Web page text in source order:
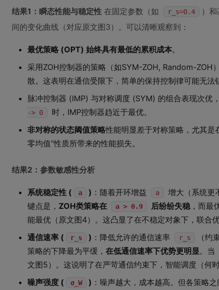
结果1：瞬态性能与稳定性 在固定参数（如 r_s=0.4
）
间的变化曲线（对应原文图3）。可以清晰观察到：
最优策略 (OPT) 始终具有最低的累积成本。
采用ZOH控制器的策略（如SYM-ZOH, Random-ZOH
散。这表明在通信受限下，简单的保持控制律可能无法
脉冲控制器 (IMP) 与对称调度 (SYM) 的组合表现次优
-> 0
时，IMP控制器趋近于最优。
非对称的状态阈值策略性能明显差于对称策略，尤其是
零均值”性质所带来的性能损失。
结果2：参数敏感性分析
系统稳定性 ( a ) ：随着开环增益 a
增大（系统更
键点是， ZOH类策略在 a > 0.9 后纷纷失稳，而最
能最优（原文图4）。这凸显了在不稳定对象下，联合
通信速率 (
r_s ) ：降低允许的通信速率 r_s
（约
策略的下降最为平缓， 在低通信速率下优势更明显。当
文图5）。这说明了在严苛通信约束下，智能调度（何
噪声强度 (
σ_W ) ：噪声越大，成本越高。但各策略